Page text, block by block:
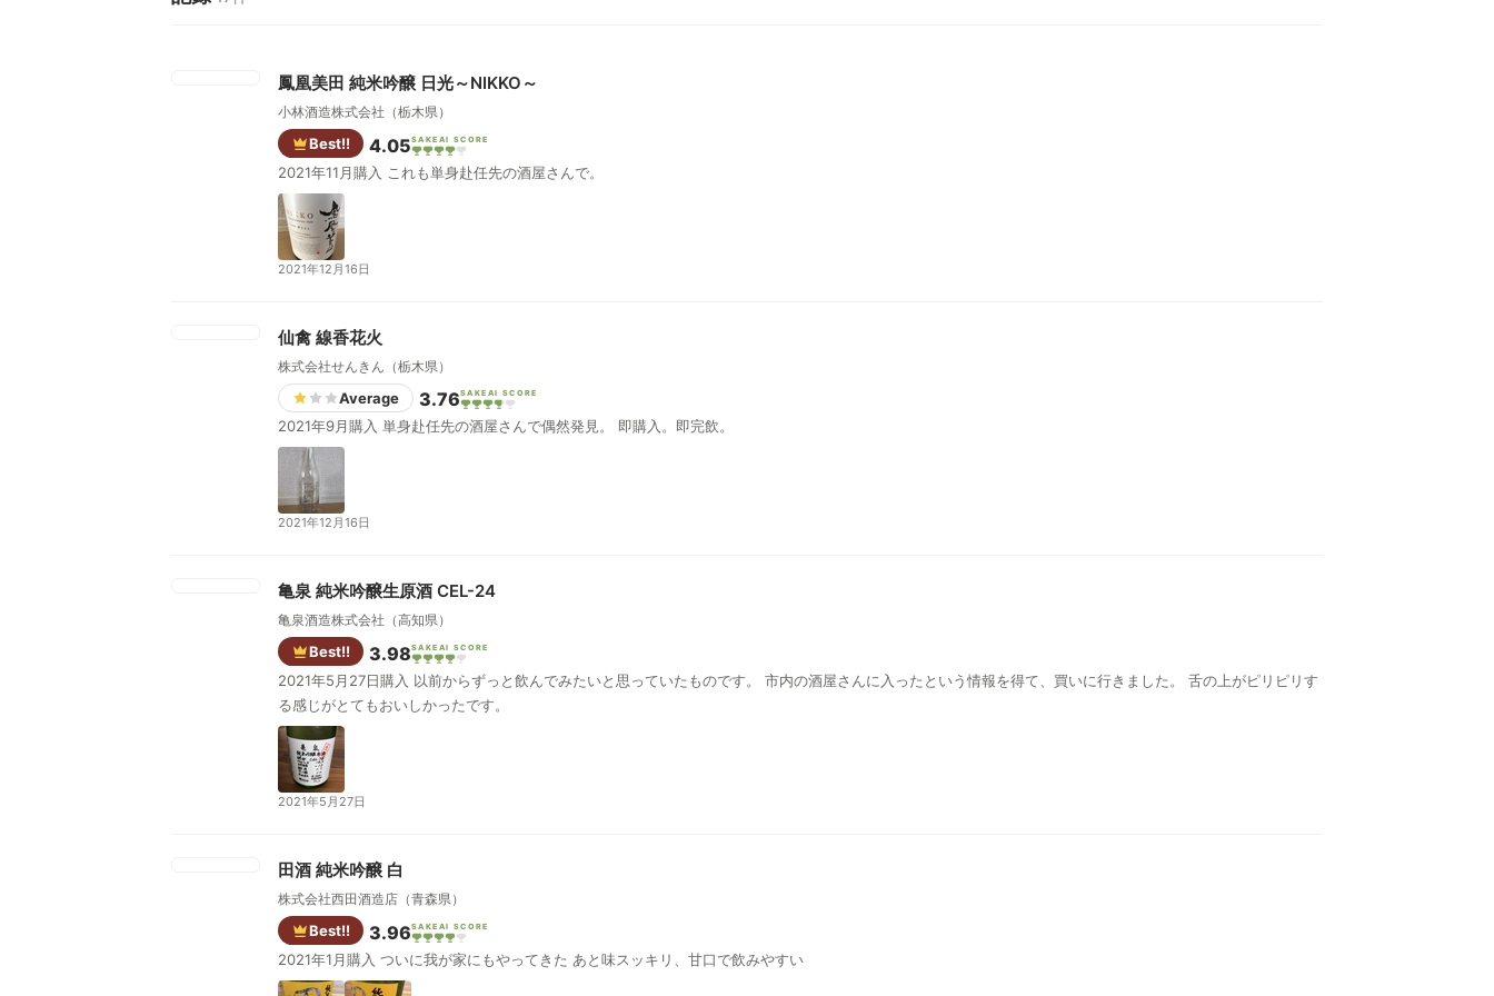
鳳凰美田 純米吟醸 日光～NIKKO～
小林酒造株式会社（栃木県）
Best!! 4.05SAKEAI SCORE
2021年11月購入 これも単身赴任先の酒屋さんで。
2021年12月16日
仙禽 線香花火
株式会社せんきん（栃木県）
Average 3.76SAKEAI SCORE
2021年9月購入 単身赴任先の酒屋さんで偶然発見。 即購入。即完飲。
2021年12月16日
亀泉 純米吟醸生原酒 CEL-24
亀泉酒造株式会社（高知県）
Best!! 3.98SAKEAI SCORE
2021年5月27日購入 以前からずっと飲んでみたいと思っていたものです。 市内の酒屋さんに入ったという情報を得て、買いに行きました。 舌の上がピリピリす
る感じがとてもおいしかったです。
2021年5月27日
田酒 純米吟醸 白
株式会社西田酒造店（青森県）
Best!! 3.96SAKEAI SCORE
2021年1月購入 ついに我が家にもやってきた あと味スッキリ、甘口で飲みやすい